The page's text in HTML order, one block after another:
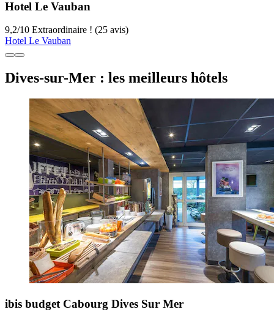
Hotel Le Vauban
9,2/10 Extraordinaire ! (25 avis)
Hotel Le Vauban
Dives-sur-Mer : les meilleurs hôtels
ibis budget Cabourg Dives Sur Mer